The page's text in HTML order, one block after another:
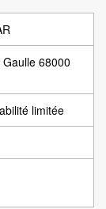
68000
limitée